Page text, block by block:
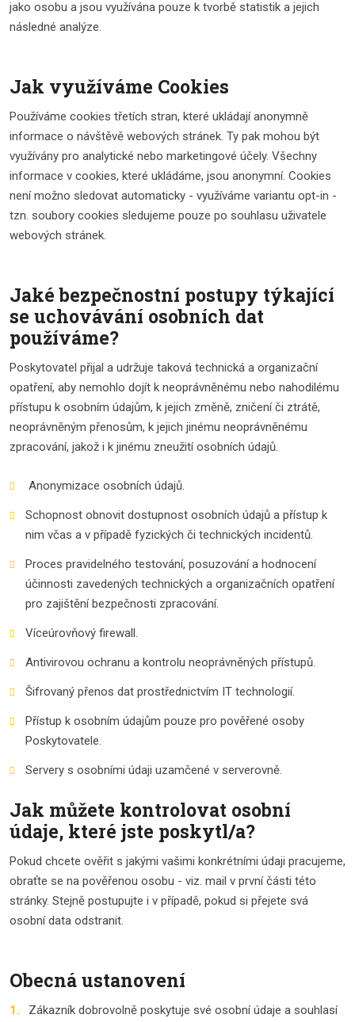
jako osobu a jsou využívána pouze k tvorbě statistik a jejich
následné analýze.
Jak využíváme Cookies
Používáme cookies třetích stran, které ukládají anonymně
informace o návštěvě webových stránek. Ty pak mohou být
využívány pro analytické nebo marketingové účely. Všechny
informace v cookies, které ukládáme, jsou anonymní. Cookies
není možno sledovat automaticky - využíváme variantu opt-in -
tzn. soubory cookies sledujeme pouze po souhlasu uživatele
webových stránek.
Jaké bezpečnostní postupy týkající
se uchovávání osobních dat
používáme?
Poskytovatel přijal a udržuje taková technická a organizační
opatření, aby nemohlo dojít k neoprávněnému nebo nahodilému
přístupu k osobním údajům, k jejich změně, zničení či ztrátě,
neoprávněným přenosům, k jejich jinému neoprávněnému
zpracování, jakož i k jinému zneužití osobních údajů.
Anonymizace osobních údajů.
Schopnost obnovit dostupnost osobních údajů a přístup k
nim včas a v případě fyzických či technických incidentů.
Proces pravidelného testování, posuzování a hodnocení
účinnosti zavedených technických a organizačních opatření
pro zajištění bezpečnosti zpracování.
Víceúrovňový firewall.
Antivirovou ochranu a kontrolu neoprávněných přístupů.
Šifrovaný přenos dat prostřednictvím IT technologií.
Přístup k osobním údajům pouze pro pověřené osoby
Poskytovatele.
Servery s osobními údaji uzamčené v serverovně.
Jak můžete kontrolovat osobní
údaje, které jste poskytl/a?
Pokud chcete ověřit s jakými vašimi konkrétními údaji pracujeme,
obraťte se na pověřenou osobu - viz. mail v první části této
stránky. Stejně postupujte i v případě, pokud si přejete svá
osobní data odstranit.
Obecná ustanovení
Zákazník dobrovolně poskytuje své osobní údaje a souhlasí